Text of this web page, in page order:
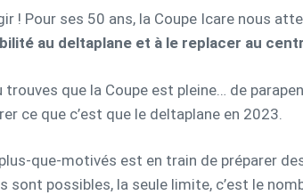
! Pour ses 50 ans, la Coupe Icare nous
au deltaplane et à le replacer au
que la Coupe est pleine… de
ce que c’est que le deltaplane en 2023.
que-motivés est en train de préparer
sont possibles, la seule limite, c’est le